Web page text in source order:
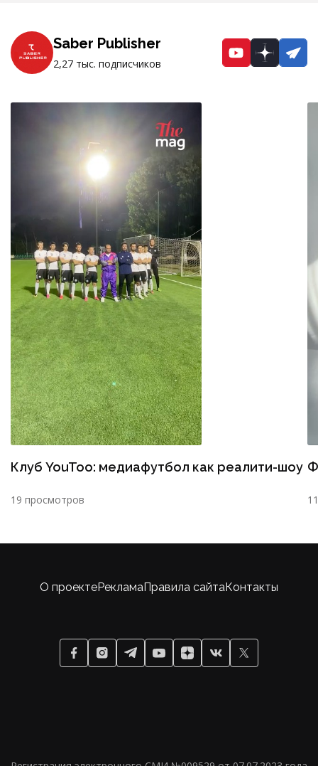
Saber Publisher
2,27 тыс. подписчиков
YouTubeDzen
Клуб YouToo: медиафутбол как реалити-шоу
19 просмотров
О проектеРекламаПравила сайтаКонтакты